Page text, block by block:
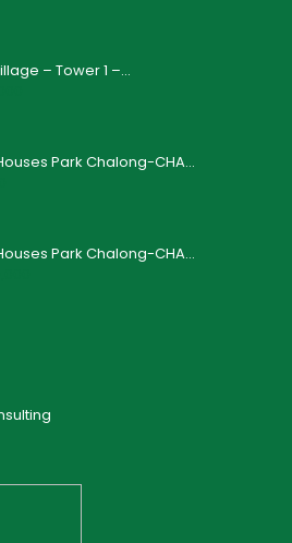
– Tower 1 –...
Park Chalong-CHA...
Park Chalong-CHA...